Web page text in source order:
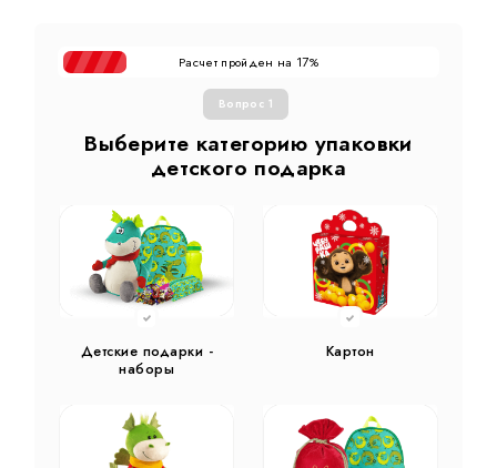
Расчет пройден на 17%
Вопрос 1
Выберите категорию упаковки
детского подарка
Детские подарки -
наборы
Картон